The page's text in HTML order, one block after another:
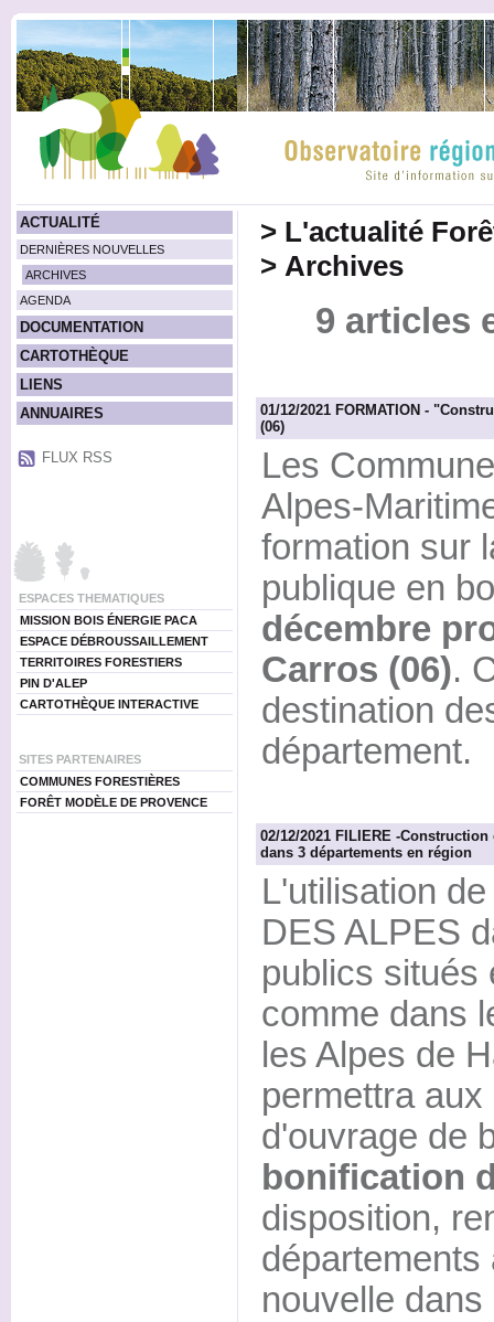
ACTUALITÉ
DERNIÈRES NOUVELLES
ARCHIVES
AGENDA
DOCUMENTATION
CARTOTHÈQUE
LIENS
ANNUAIRES
FLUX RSS
ESPACES THEMATIQUES
MISSION BOIS ÉNERGIE PACA
ESPACE DÉBROUSSAILLEMENT
TERRITOIRES FORESTIERS
PIN D'ALEP
CARTOTHÈQUE INTERACTIVE
SITES PARTENAIRES
COMMUNES FORESTIÈRES
FORÊT MODÈLE DE PROVENCE
> L'actualité
> Archives
9 articles
01/12/2021 FORMATION -
(06)
Les
Alpes-
formation sur
publique en
décembre
Carros (06).
destination
département.
02/12/2021 FILIERE -
dans 3 départements en région
L'utilisation
DES ALPES
publics situés
comme dans
les Alpes de
permettra
d'ouvrage de
bonification
disposition,
départements
nouvelle